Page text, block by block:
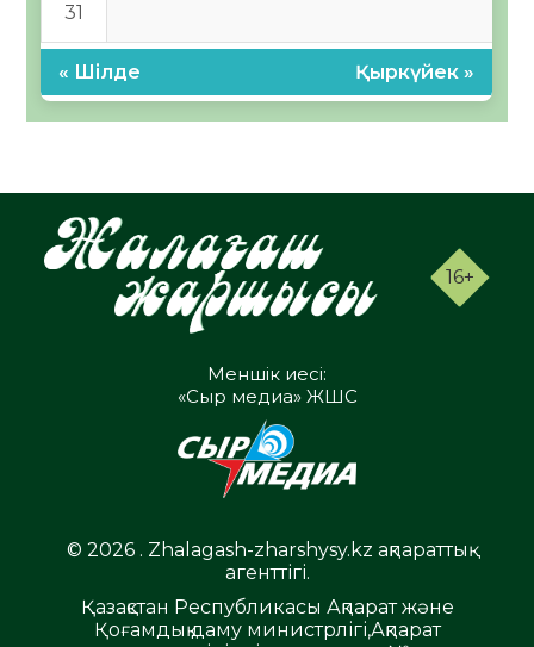
31
« Шілде Қыркүйек »
16+
Меншік иесі:
«Сыр медиа» ЖШС
© 2026 . Zhalagash-zharshysy.kz ақпараттық
агенттігі.
Қазақстан Республикасы Ақпарат және
Қоғамдық даму министрлігі,Ақпарат